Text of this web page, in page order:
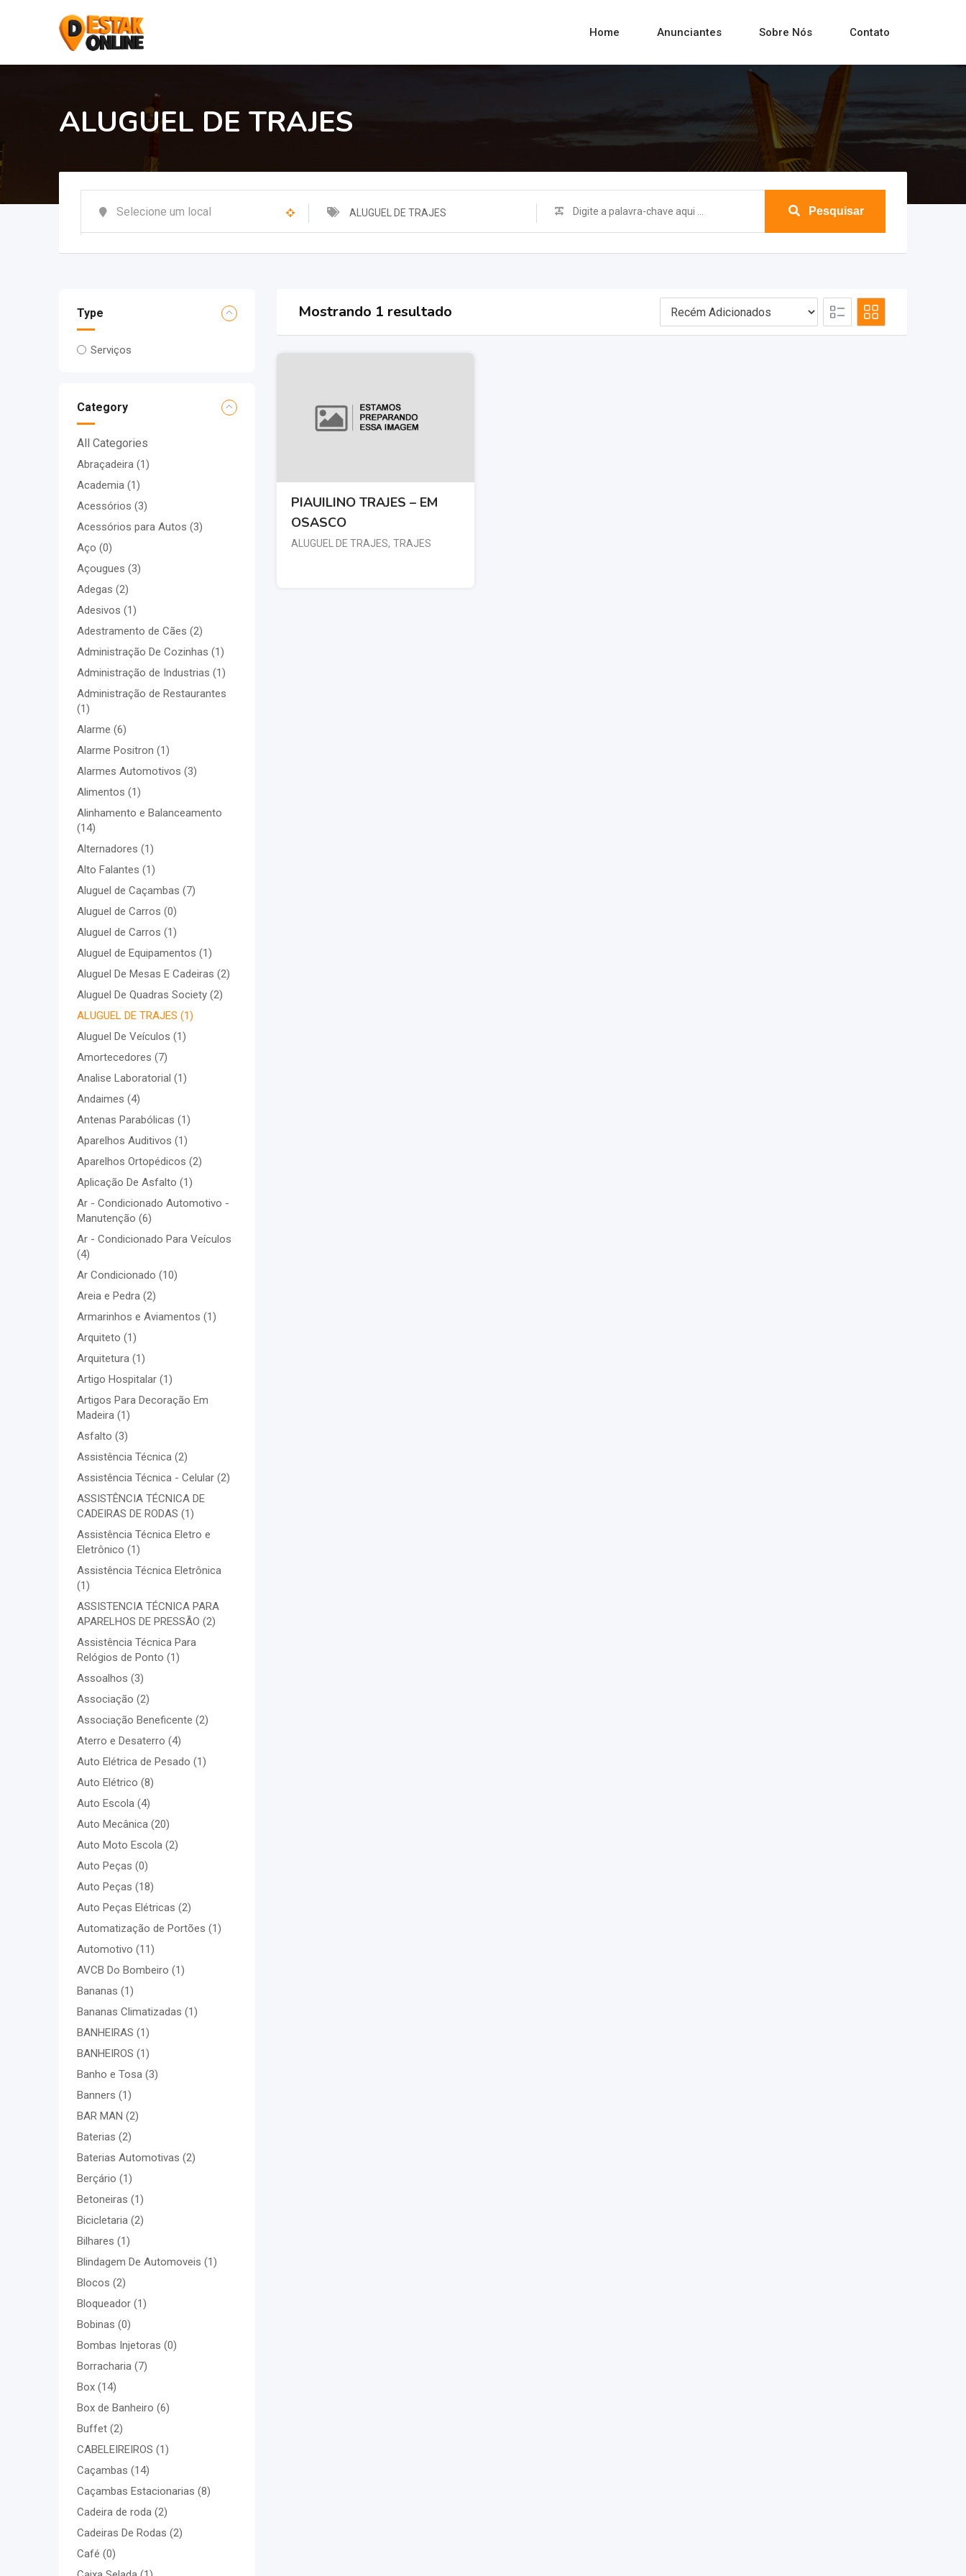
Home Anunciantes Sobre Nós Contato
ALUGUEL DE TRAJES
ALUGUEL DE TRAJES Pesquisar
Type
Serviços
Category
All Categories
Abraçadeira (1)
Academia (1)
Acessórios (3)
Acessórios para Autos (3)
Aço (0)
Açougues (3)
Adegas (2)
Adesivos (1)
Adestramento de Cães (2)
Administração De Cozinhas (1)
Administração de Industrias (1)
Administração de Restaurantes
(1)
Alarme (6)
Alarme Positron (1)
Alarmes Automotivos (3)
Alimentos (1)
Alinhamento e Balanceamento
(14)
Alternadores (1)
Alto Falantes (1)
Aluguel de Caçambas (7)
Aluguel de Carros (0)
Aluguel de Carros (1)
Aluguel de Equipamentos (1)
Aluguel De Mesas E Cadeiras (2)
Aluguel De Quadras Society (2)
ALUGUEL DE TRAJES (1)
Aluguel De Veículos (1)
Amortecedores (7)
Analise Laboratorial (1)
Andaimes (4)
Antenas Parabólicas (1)
Aparelhos Auditivos (1)
Aparelhos Ortopédicos (2)
Aplicação De Asfalto (1)
Ar - Condicionado Automotivo -
Manutenção (6)
Ar - Condicionado Para Veículos
(4)
Ar Condicionado (10)
Areia e Pedra (2)
Armarinhos e Aviamentos (1)
Arquiteto (1)
Arquitetura (1)
Artigo Hospitalar (1)
Artigos Para Decoração Em
Madeira (1)
Asfalto (3)
Assistência Técnica (2)
Assistência Técnica - Celular (2)
ASSISTÊNCIA TÉCNICA DE
CADEIRAS DE RODAS (1)
Assistência Técnica Eletro e
Eletrônico (1)
Assistência Técnica Eletrônica
(1)
ASSISTENCIA TÉCNICA PARA
APARELHOS DE PRESSÃO (2)
Assistência Técnica Para
Relógios de Ponto (1)
Assoalhos (3)
Associação (2)
Associação Beneficente (2)
Aterro e Desaterro (4)
Auto Elétrica de Pesado (1)
Auto Elétrico (8)
Auto Escola (4)
Auto Mecânica (20)
Auto Moto Escola (2)
Auto Peças (0)
Auto Peças (18)
Auto Peças Elétricas (2)
Automatização de Portões (1)
Automotivo (11)
AVCB Do Bombeiro (1)
Bananas (1)
Bananas Climatizadas (1)
BANHEIRAS (1)
BANHEIROS (1)
Banho e Tosa (3)
Banners (1)
BAR MAN (2)
Baterias (2)
Baterias Automotivas (2)
Berçário (1)
Betoneiras (1)
Bicicletaria (2)
Bilhares (1)
Blindagem De Automoveis (1)
Blocos (2)
Bloqueador (1)
Bobinas (0)
Bombas Injetoras (0)
Borracharia (7)
Box (14)
Box de Banheiro (6)
Buffet (2)
CABELEIREIROS (1)
Caçambas (14)
Caçambas Estacionarias (8)
Cadeira de roda (2)
Cadeiras De Rodas (2)
Café (0)
Mostrando 1 resultado
PIAUILINO TRAJES – EM
OSASCO
ALUGUEL DE TRAJES, TRAJES